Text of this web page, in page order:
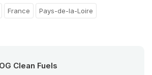
France Pays-de-la-Loire
OG Clean Fuels